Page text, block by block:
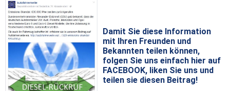
Damit Sie diese Information
mit Ihren Freunden und
Bekannten teilen können,
folgen Sie uns einfach hier auf
FACEBOOK, liken Sie uns und
teilen sie diesen Beitrag!